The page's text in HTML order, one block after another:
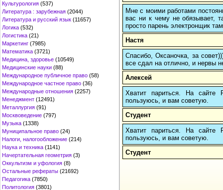
Культурология (537)
Литература : зарубежная (2044)
Литература и русский язык (11657)
Логика (532)
Логистика (21)
Маркетинг (7985)
Математика (3721)
Медицина, здоровье (10549)
Медицинские науки (88)
Международное публичное право (58)
Международное частное право (36)
Международные отношения (2257)
Менеджмент (12491)
Металлургия (91)
Москвоведение (797)
Музыка (1338)
Муниципальное право (24)
Налоги, налогообложение (214)
Наука и техника (1141)
Начертательная геометрия (3)
Оккультизм и уфология (8)
Остальные рефераты (21692)
Педагогика (7850)
Политология (3801)
Мне с моими работами
вас ни к чему не обязывает,
просто парень электронщик
Настя
Спасибо, Оксаночка, за
все сдал на отлично, и нервы
Алексей
Хватит париться. На
пользуюсь, и вам советую.
Студент
Хватит париться. На
пользуюсь, и вам советую.
Студент